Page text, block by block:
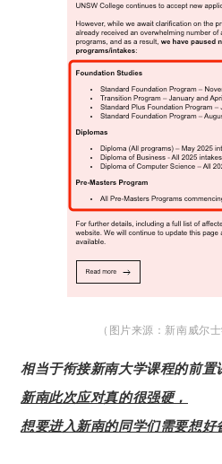
（图片来源： 新南威尔
相当于衔接新南大学课程的前置
新南此次应对真的很强硬，
想要进入新南的同学们需要想好